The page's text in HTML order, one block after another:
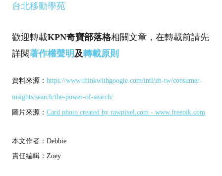
台北移動學苑
歡迎轉載KPN奇寶部落格相關文章，在轉載前請先
詳閱著作權聲明 及轉載原則
資料來源： https://www.thinkwithgoogle.com/intl/zh-tw/consumer-
insights/search/the-power-of-search/
圖片來源： Card photo created by rawpixel.com - www.freepik.com
本文作者：Debbie
責任編輯：Zoey